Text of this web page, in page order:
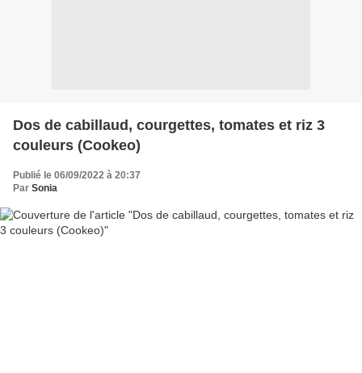
Dos de cabillaud, courgettes, tomates et riz 3
couleurs (Cookeo)
Publié le 06/09/2022 à 20:37
Par Sonia